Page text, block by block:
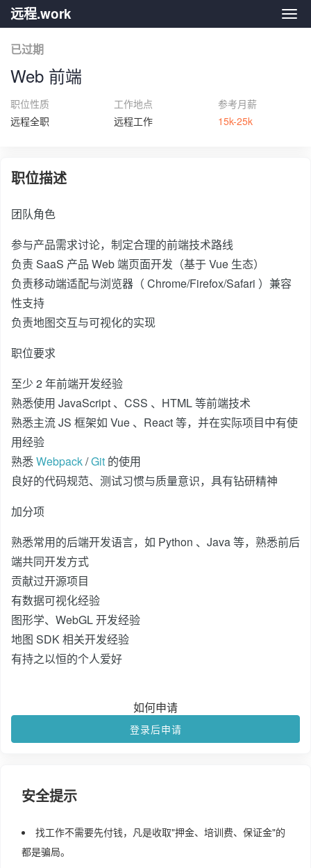
远
远程.work
已过期
Web 前端
职位性质
远程全职
工作地点
远程工作
参考月薪
15k-25k
职位描述
团队角色
参与产品需求讨论，制定合理的前端技术路线
负责 SaaS 产品 Web 端页面开发（基于 Vue 生态）
负责移动端适配与浏览器（ Chrome/Firefox/Safari ）兼容
性支持
负责地图交互与可视化的实现
职位要求
至少 2 年前端开发经验
熟悉使用 JavaScript 、CSS 、HTML 等前端技术
熟悉主流 JS 框架如 Vue 、React 等，并在实际项目中有使
用经验
熟悉Webpack/Git 的使用
良好的代码规范、测试习惯与质量意识，具有钻研精神
加分项
熟悉常用的后端开发语言，如 Python 、Java 等，熟悉前后
端共同开发方式
贡献过开源项目
有数据可视化经验
图形学、WebGL 开发经验
地图 SDK 相关开发经验
有持之以恒的个人爱好
如何申请
登录后申请
安全提示
找工作不需要先付钱，凡是收取"押金、培训费、保证金"的
都是骗局。